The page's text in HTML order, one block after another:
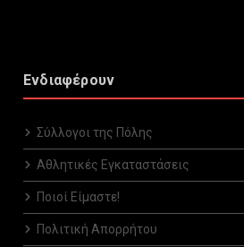
Ενδιαφέρουν
Σύλλογοι της Πόλης
Αθλητικές Εγκαταστάσεις
Ποιοί Είμαστε!
Πολιτική Απορρήτου